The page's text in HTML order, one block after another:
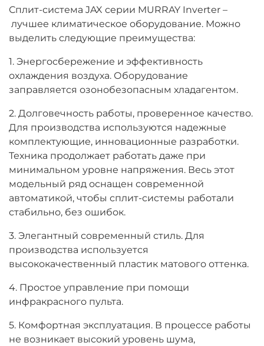
Сплит-система JAX серии MURRAY Inverter –
лучшее климатическое оборудование. Можно
выделить следующие преимущества:
1. Энергосбережение и эффективность
охлаждения воздуха. Оборудование
заправляется озонобезопасным хладагентом.
2. Долговечность работы, проверенное качество.
Для производства используются надежные
комплектующие, инновационные разработки.
Техника продолжает работать даже при
минимальном уровне напряжения. Весь этот
модельный ряд оснащен современной
автоматикой, чтобы сплит-системы работали
стабильно, без ошибок.
3. Элегантный современный стиль. Для
производства используется
высококачественный пластик матового оттенка.
4. Простое управление при помощи
инфракрасного пульта.
5. Комфортная эксплуатация. В процессе работы
не возникает высокий уровень шума,